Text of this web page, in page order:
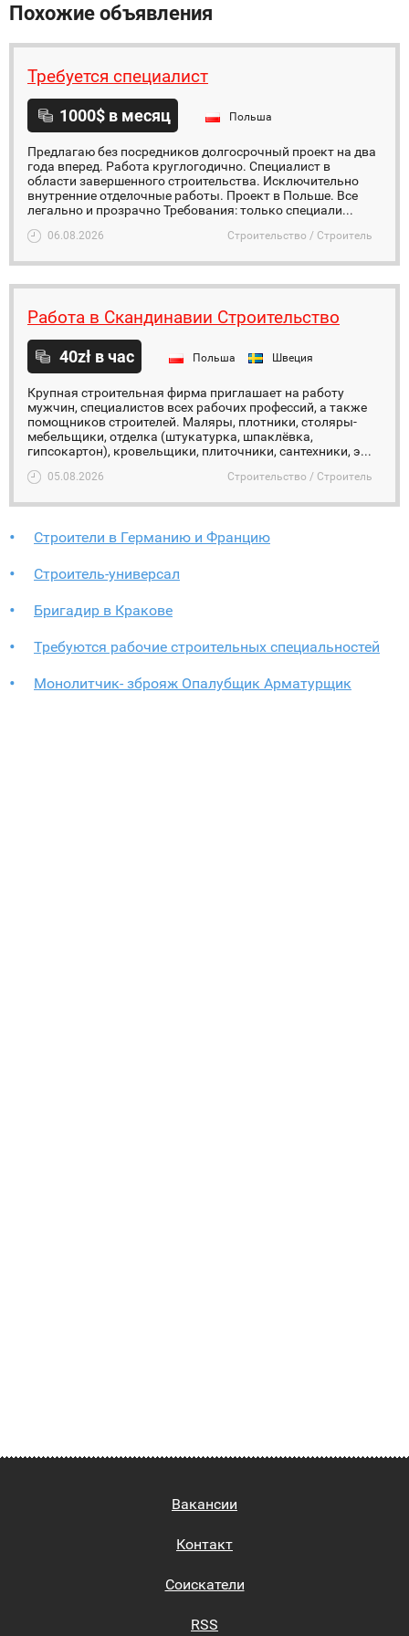
Похожие объявления
Требуется специалист
1000$ в месяц Польша
Предлагаю без посредников долгосрочный проект на два
года вперед. Работа круглогодично. Специалист в
области завершенного строительства. Исключительно
внутренние отделочные работы. Проект в Польше. Все
легально и прозрачно Требования: только специали...
06.08.2026 Строительство / Строитель
Работа в Скандинавии Строительство
40zł в час Польша Швеция
Крупная строительная фирма приглашает на работу
мужчин, специалистов всех рабочих профессий, а также
помощников строителей. Маляры, плотники, столяры-
мебельщики, отделка (штукатурка, шпаклёвка,
гипсокартон), кровельщики, плиточники, сантехники, э...
05.08.2026 Строительство / Строитель
Строители в Германию и Францию
Строитель-универсал
Бригадир в Кракове
Требуются рабочие строительных специальностей
Монолитчик- зброяж Опалубщик Арматурщик
Вакансии
Контакт
Соискатели
RSS